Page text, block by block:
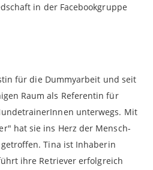
in der Facebookgruppe
für die Dummyarbeit und seit
Raum als Referentin für
unterwegs. Mit
hat sie ins Herz der Mensch-
Tina ist Inhaberin
ihre Retriever erfolgreich